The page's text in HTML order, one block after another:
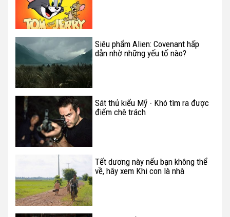
Siêu phẩm Alien: Covenant hấp
dẫn nhờ những yếu tố nào?
Sát thủ kiểu Mỹ - Khó tìm ra được
điểm chê trách
Tết dương này nếu bạn không thể
về, hãy xem Khi con là nhà